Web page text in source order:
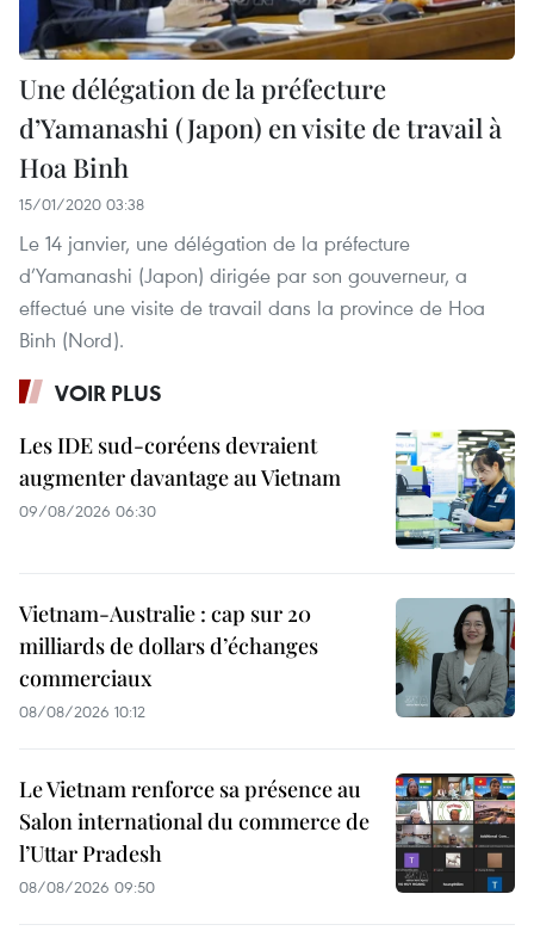
Une délégation de la préfecture
d’Yamanashi (Japon) en visite de travail à
Hoa Binh
15/01/2020 03:38
Le 14 janvier, une délégation de la préfecture
d’Yamanashi (Japon) dirigée par son gouverneur, a
effectué une visite de travail dans la province de Hoa
Binh (Nord).
VOIR PLUS
Les IDE sud-coréens devraient
augmenter davantage au Vietnam
09/08/2026 06:30
Vietnam-Australie : cap sur 20
milliards de dollars d’échanges
commerciaux
08/08/2026 10:12
Le Vietnam renforce sa présence au
Salon international du commerce de
l’Uttar Pradesh
08/08/2026 09:50